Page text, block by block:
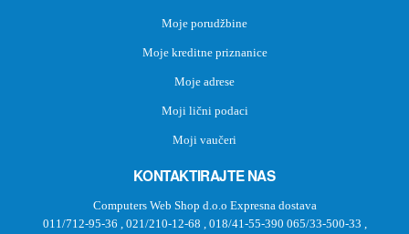
Moje porudžbine
Moje kreditne priznanice
Moje adrese
Moji lični podaci
Moji vaučeri
KONTAKTIRAJTE NAS
Computers Web Shop d.o.o Expresna dostava
011/712-95-36 , 021/210-12-68 , 018/41-55-390 065/33-500-33 ,